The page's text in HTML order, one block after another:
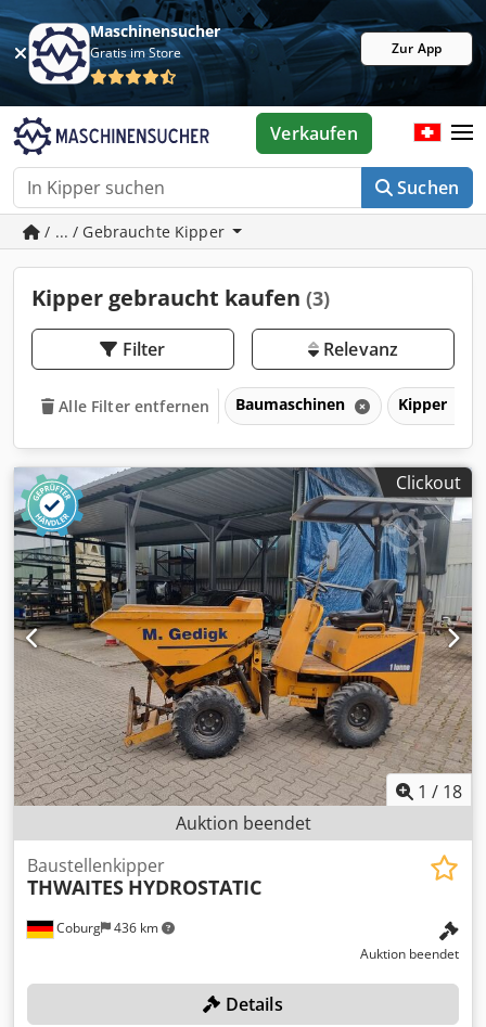
Maschinensucher
Gratis im Store Zur App
Suchen
Verkaufen
/ ... / Gebrauchte Kipper
Kipper gebraucht kaufen (3)
Filter Relevanz
Alle Filter entfernen Baumaschinen Kipper
Clickout
1 / 18
Auktion beendet
Coburg 436 km
Baustellenkipper
THWAITES HYDROSTATIC
Auktion beendet
Details